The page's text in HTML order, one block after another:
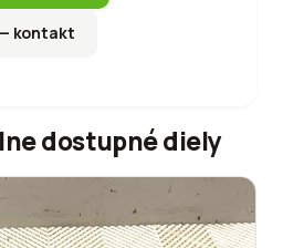
kontakt
dostupné diely